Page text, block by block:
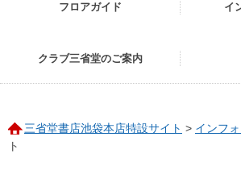
フロアガイド イ
クラブ三省堂のご案内
三省堂書店池袋本店特設サイト > インフ
ト